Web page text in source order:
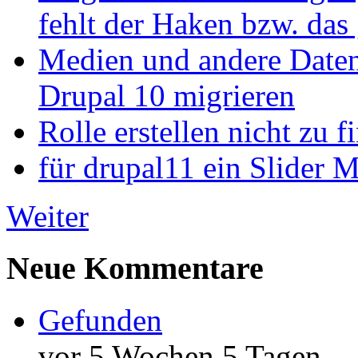
fehlt der Haken bzw.
Medien und andere
Drupal 10 migrieren
Rolle erstellen nicht zu
für drupal11 ein Slider
Weiter
Neue Kommentare
Gefunden